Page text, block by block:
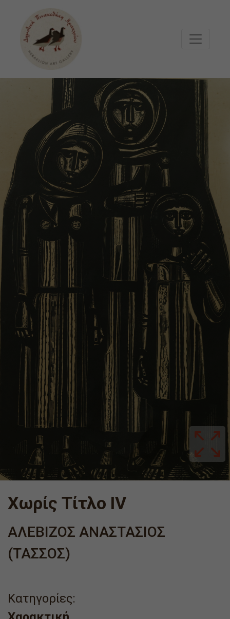
Χωρίς Τίτλο IV
ΑΛΕΒΙΖΟΣ ΑΝΑΣΤΑΣΙΟΣ
(ΤΑΣΣΟΣ)
Κατηγορίες: